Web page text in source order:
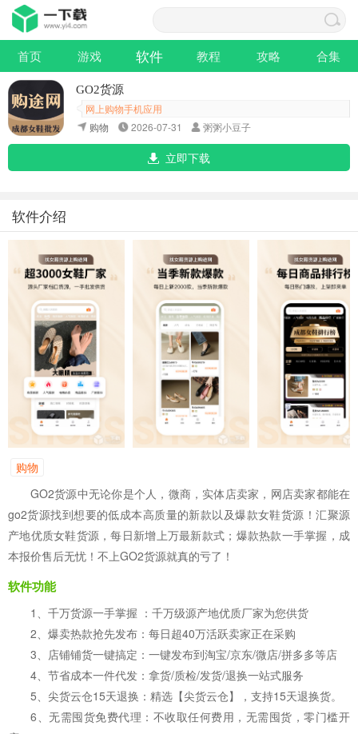
首页 游戏 软件 教程 攻略 合集
GO2货源
网上购物手机应用
购物
2026-07-31 粥粥小豆子
立即下载
软件介绍
购物
GO2货源中无论你是个人，微商，实体店卖家，网店卖家都能在
go2货源找到想要的低成本高质量的新款以及爆款女鞋货源！汇聚源
产地优质女鞋货源，每日新增上万最新款式；爆款热款一手掌握，成
本报价售后无忧！不上GO2货源就真的亏了！
软件功能
1、千万货源一手掌握 ：千万级源产地优质厂家为您供货
2、爆卖热款抢先发布：每日超40万活跃卖家正在采购
3、店铺铺货一键搞定：一键发布到淘宝/京东/微店/拼多多等店
4、节省成本一件代发：拿货/质检/发货/退换一站式服务
5、尖货云仓15天退换：精选【尖货云仓】，支持15天退换货。
6、无需囤货免费代理：不收取任何费用，无需囤货，零门槛开